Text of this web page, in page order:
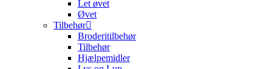
Let øvet
Øvet
Tilbehør
Broderitilbehør
Tilbehør
Hjælpemidler